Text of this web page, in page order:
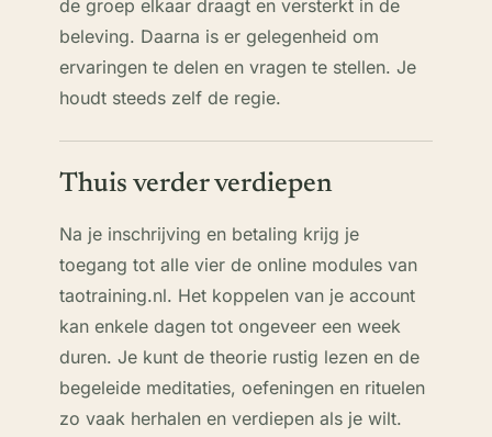
de groep elkaar draagt en versterkt in de
beleving. Daarna is er gelegenheid om
ervaringen te delen en vragen te stellen. Je
houdt steeds zelf de regie.
Thuis verder verdiepen
Na je inschrijving en betaling krijg je
toegang tot alle vier de online modules van
taotraining.nl. Het koppelen van je account
kan enkele dagen tot ongeveer een week
duren. Je kunt de theorie rustig lezen en de
begeleide meditaties, oefeningen en rituelen
zo vaak herhalen en verdiepen als je wilt.